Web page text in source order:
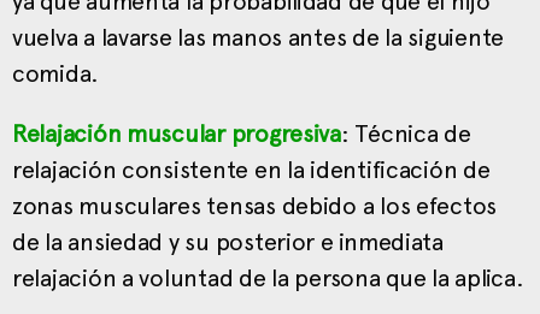
vuelva a lavarse las manos antes de la siguiente
comida.
Relajación muscular progresiva: Técnica de
relajación consistente en la identificación de
zonas musculares tensas debido a los efectos
de la ansiedad y su posterior e inmediata
relajación a voluntad de la persona que la aplica.